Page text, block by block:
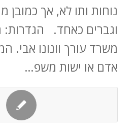
נוחות ותו לא, אך כמובן
וגברים כאחד.
משרד עורך וונונו אבי.
אדם או ישות משפ…